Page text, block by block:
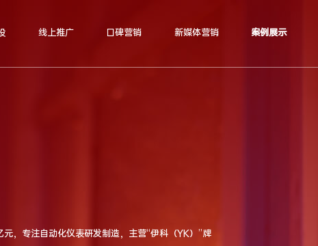
线上推广 口碑营销 新媒体营销 案例展示
，专注自动化仪表研发制造，主营“伊科（YK）”牌